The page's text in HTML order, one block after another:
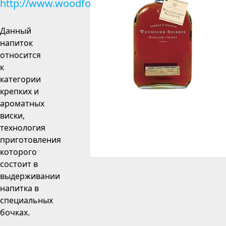
http://www.woodfordreserve.com
Данный
напиток
относится
к
категории
крепких и
ароматных
виски,
технология
приготовления
которого
состоит в
выдерживании
напитка в
специальных
бочках.